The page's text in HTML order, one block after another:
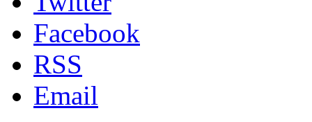
Facebook
RSS
Email